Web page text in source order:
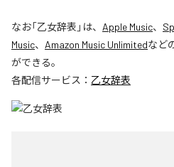
なお「乙女辞表 」は、 Apple Music、
Music、 Amazon Music Unlimitedなど
ができる。
各配信サービス： 乙女辞表